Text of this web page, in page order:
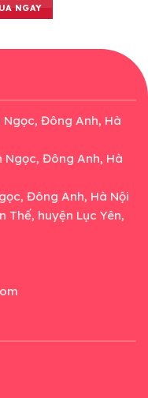
NGAY
Ngọc, Đông Anh, Hà
Ngọc, Đông Anh, Hà
Đông Anh, Hà Nội
Thế, huyện Lục Yên,